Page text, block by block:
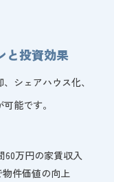
と投資効果
シェアハウス化、
能です。
万円の家賃収入
件価値の向上